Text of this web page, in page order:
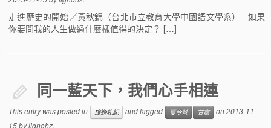
走進歷史的開始／黃秋錦（台北市立教育大學中國語文學系） 如果
你要問我的人生做過什麼樣值得的決定？ […]
同一藍天下，我們心手相連
This entry was posted in 旅遊札記 and tagged 夏令營 甘肅 on2013-11-
15byilgnohz.